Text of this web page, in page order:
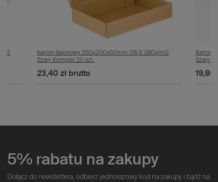
m2
Karton fasonowy 250x200x60mm 3W E 380g/m2
Szary Komplet 20 szt.
23,40 złbrutto
Karton
Szary
19,80
5% rabatu na zakupy
Dołącz do newslettera, odbierz jednorazowy kod na zakupy i bądź na